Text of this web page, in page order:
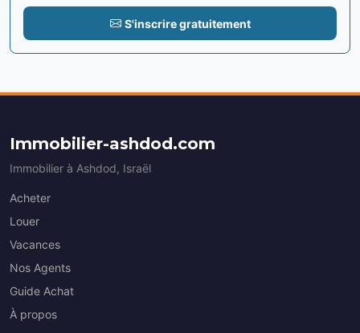
S'inscrire gratuitement
Immobilier-ashdod.com
Immobilier à Ashdod, Israël
Acheter
Louer
Vacances
Nos Agents
Guide Achat
À propos